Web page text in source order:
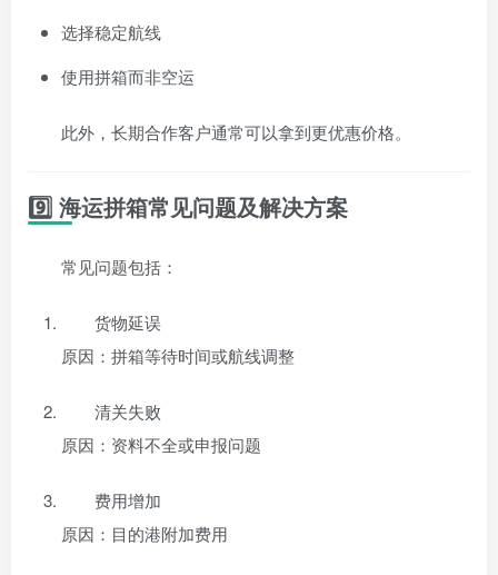
选择稳定航线
使用拼箱而非空运
此外，长期合作客户通常可以拿到更优惠价格。
9️⃣ 海运拼箱常见问题及解决方案
常见问题包括：
货物延误
原因：拼箱等待时间或航线调整
清关失败
原因：资料不全或申报问题
费用增加
原因：目的港附加费用